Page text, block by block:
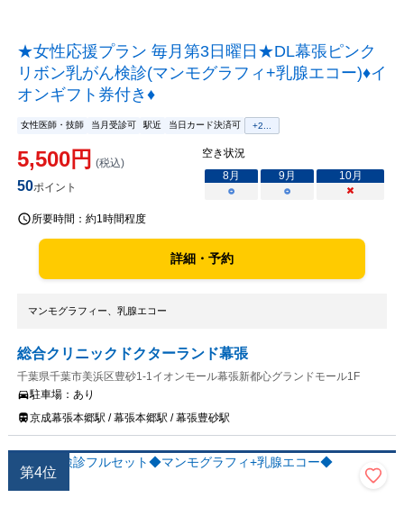
★女性応援プラン 毎月第3日曜日★DL幕張ピンク
リボン乳がん検診(マンモグラフィ+乳腺エコー)♦イ
オンギフト券付き♦
女性医師・技師 当月受診可 駅近 当日カード決済可 +2...
5,500円 (税込)
50ポイント
空き状況
8月 9月 10月
○
○ ×
所要時間： 約1時間程度
詳細・予約
マンモグラフィー、乳腺エコー
総合クリニックドクターランド幕張
千葉県千葉市美浜区豊砂1-1イオンモール幕張新都心グランドモール1F
駐車場： あり
京成幕張本郷駅 / 幕張本郷駅 / 幕張豊砂駅
第4位